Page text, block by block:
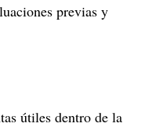
previas y
útiles dentro de la